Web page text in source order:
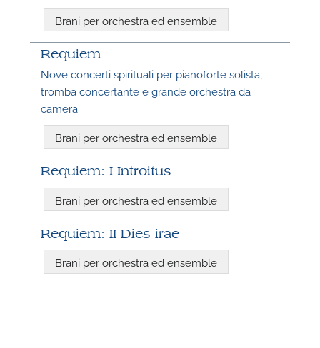
Brani per orchestra ed ensemble
Requiem
Nove concerti spirituali per pianoforte solista,
tromba concertante e grande orchestra da
camera
Brani per orchestra ed ensemble
Requiem: I Introitus
Brani per orchestra ed ensemble
Requiem: II Dies irae
Brani per orchestra ed ensemble